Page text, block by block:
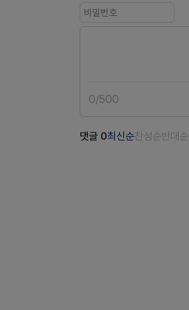
0/500
댓글 0최신순찬성순반대순